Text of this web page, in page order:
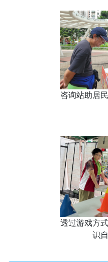
咨询站助居
透过游戏方
识